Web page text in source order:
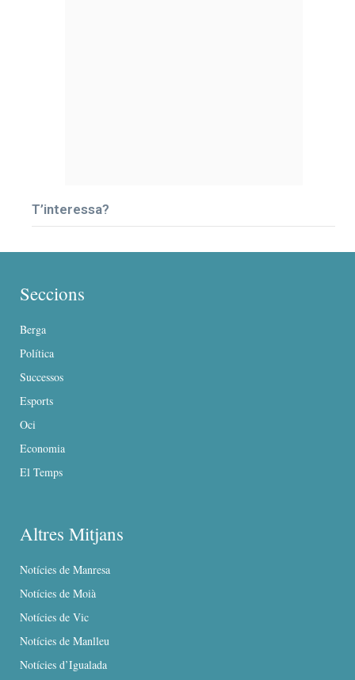
T’interessa?
Seccions
Berga
Política
Successos
Esports
Oci
Economia
El Temps
Altres Mitjans
Notícies de Manresa
Notícies de Moià
Notícies de Vic
Notícies de Manlleu
Notícies d’Igualada